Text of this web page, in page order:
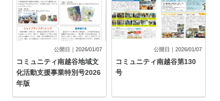
公開日｜2026/01/07
コミュニティ南越谷地域文
化活動支援事業特別号2026
年版
公開日｜2026/01/07
コミュニティ南越谷第130
号